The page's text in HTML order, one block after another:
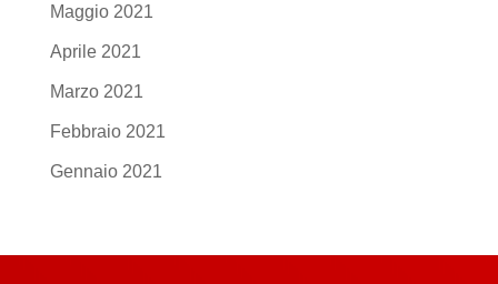
Maggio 2021
Aprile 2021
Marzo 2021
Febbraio 2021
Gennaio 2021